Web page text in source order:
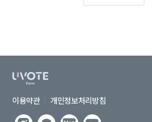
이용약관
개인정보처리방침
유
유 유